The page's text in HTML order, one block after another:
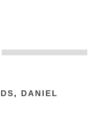
,
DANIEL